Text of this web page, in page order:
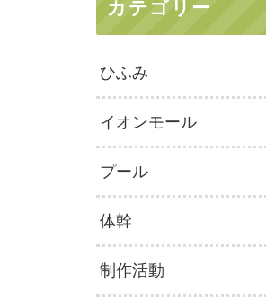
カテゴリー
ひふみ
イオンモール
プール
体幹
制作活動